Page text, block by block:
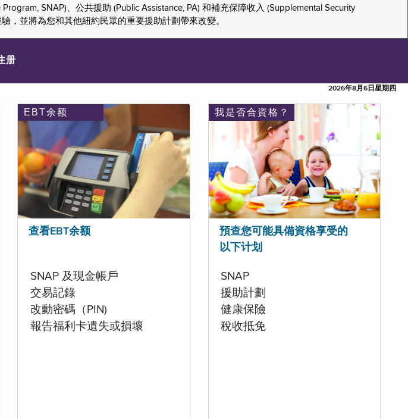
SNAP)、公共援助 (Public Assistance, PA) 和補充保障收入 (Supplemental Security
，並將為您和其他紐約民眾的重要援助計劃帶來改變。
册
2026年8月6日星期四
EBT余额
查看EBT余额
SNAP 及現金帳戶
交易記錄
改動密碼（PIN)
報告福利卡遺失或損壞
我是否合資格？
預查您可能具備資格享受的
以下计划
SNAP
援助計劃
健康保險
稅收抵免